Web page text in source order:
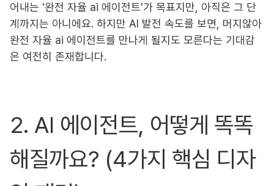
어내는 '완전 자율 ai 에이전트'가 목표지만, 아직은 그 단
계까지는 아니에요. 하지만 AI 발전 속도를 보면, 머지않아
완전 자율 ai 에이전트를 만나게 될지도 모른다는 기대감
은 여전히 존재합니다.
2. AI 에이전트, 어떻게 똑똑
해질까요? (4가지 핵심 디자